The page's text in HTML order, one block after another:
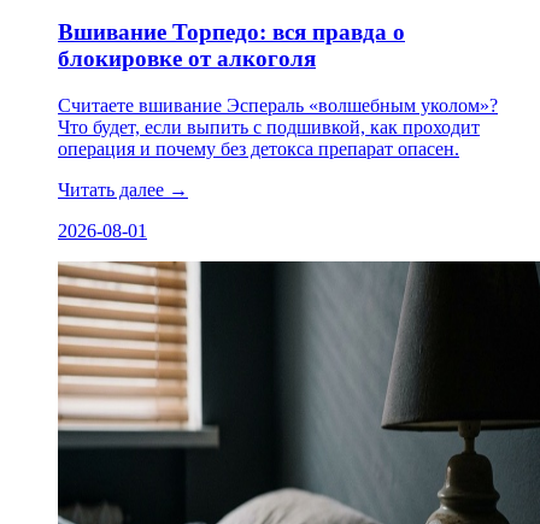
Вшивание Торпедо: вся правда о
блокировке от алкоголя
Считаете вшивание Эспераль «волшебным уколом»?
Что будет, если выпить с подшивкой, как проходит
операция и почему без детокса препарат опасен.
Читать далее →
2026-08-01